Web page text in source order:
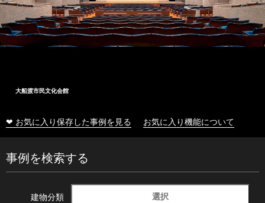
大船渡市民文化会館
❤ お気に入り保存した事例を見る お気に入り機能について
事例を検索する
建物分類 選択